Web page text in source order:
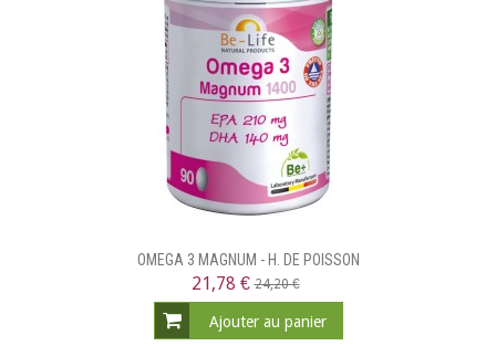
OMEGA 3 MAGNUM - H. DE POISSON
21,78 €24,20 €
Ajouter au panier